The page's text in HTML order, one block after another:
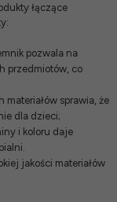
łączące
pozwala na
przedmiotów, co
sprawia, że
dla dzieci;
i koloru daje
jakości materiałów